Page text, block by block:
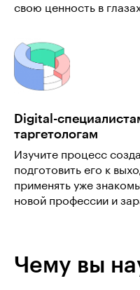
свою ценность в
Digital-
таргетологам
Изучите процесс
подготовить его к
применять уже
новой профессии и
Чему вы